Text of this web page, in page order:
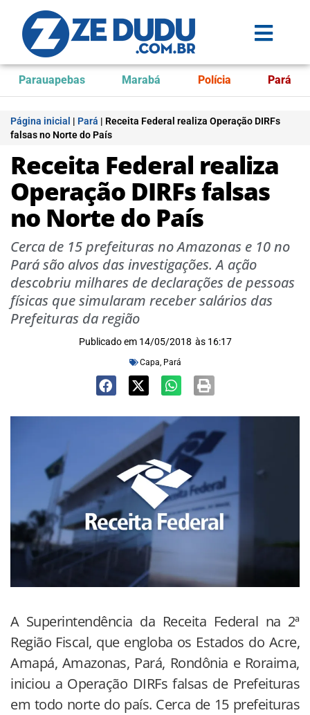
Parauapebas Marabá Polícia Pará
Página inicial | Pará | Receita Federal realiza Operação DIRFs
falsas no Norte do País
Receita Federal realiza
Operação DIRFs falsas
no Norte do País
Cerca de 15 prefeituras no Amazonas e 10 no
Pará são alvos das investigações. A ação
descobriu milhares de declarações de pessoas
físicas que simularam receber salários das
Prefeituras da região
Publicado em 14/05/2018 às 16:17
Capa, Pará
A Superintendência da Receita Federal na 2ª
Região Fiscal, que engloba os Estados do Acre,
Amapá, Amazonas, Pará, Rondônia e Roraima,
iniciou a Operação DIRFs falsas de Prefeituras
em todo norte do país. Cerca de 15 prefeituras